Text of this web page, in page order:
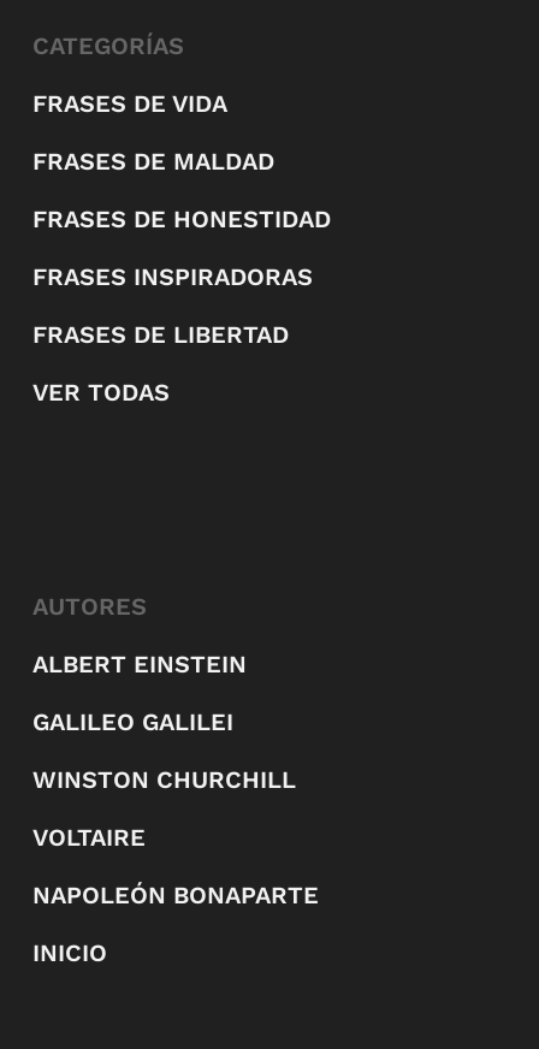
CATEGORÍAS
FRASES DE VIDA
FRASES DE MALDAD
FRASES DE HONESTIDAD
FRASES INSPIRADORAS
FRASES DE LIBERTAD
VER TODAS
AUTORES
ALBERT EINSTEIN
GALILEO GALILEI
WINSTON CHURCHILL
VOLTAIRE
NAPOLEÓN BONAPARTE
INICIO